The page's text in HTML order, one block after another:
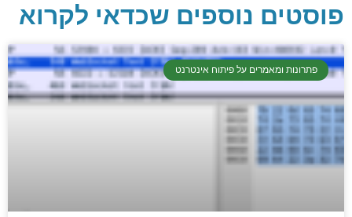
יסודות בתכנות
קריפטוגרפיה, ביצועים, אבטחת מידע ומידע
פוסטים נוספים שכדאי לקרוא
פתרונות ומאמרים על פיתוח אינטרנט